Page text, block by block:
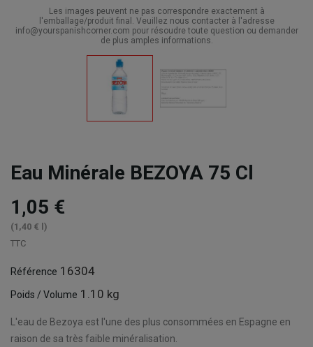
Les images peuvent ne pas correspondre exactement à
l'emballage/produit final. Veuillez nous contacter à l'adresse
info@yourspanishcorner.com pour résoudre toute question ou demander
de plus amples informations.
Eau Minérale BEZOYA 75 Cl
1,05 €
(1,40 € l)
TTC
Référence 16304
Poids / Volume 1.10 kg
L'eau de Bezoya est l'une des plus consommées en Espagne en
raison de sa très faible minéralisation.